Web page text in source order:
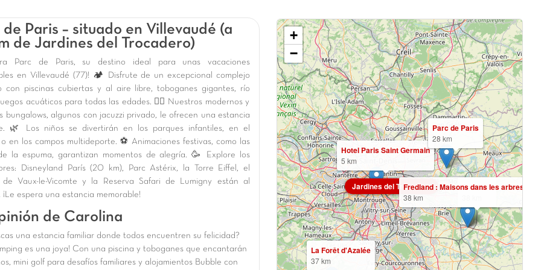
de Paris – situado en Villevaudé (a
de Jardines del Trocadero)
Parc de Paris, su destino ideal para unas vacaciones
en Villevaudé (77)! 🏕️ Disfrute de un excepcional complejo
con piscinas cubiertas y al aire libre, toboganes gigantes, río
acuáticos para todas las edades. 🏊‍♀️ Nuestros modernos y
bungalows, algunos con jacuzzi privado, le ofrecen una estancia
🌿 Los niños se divertirán en los parques infantiles, en el
en los campos multideporte. ⚽ Animaciones festivas, como las
la espuma, garantizan momentos de alegría. 🥳 Explore los
Disneyland París (20 km), Parc Astérix, la Torre Eiffel, el
de Vaux-le-Vicomte y la Reserva Safari de Lumigny están al
¡Le espera una estancia memorable!
de Carolina
una estancia familiar donde todos encuentren su felicidad?
es una joya! Con una piscina y toboganes que encantarán
mini golf para desafíos familiares y alojamientos Bubble con
Jardines del Trocadero
Hotel Paris Saint Germain
5 km
Parc de Paris
28 km
La Forêt d'Azalée
37 km
Fredland
Fredland : Maisons dans les arbres à
38 km
+
−